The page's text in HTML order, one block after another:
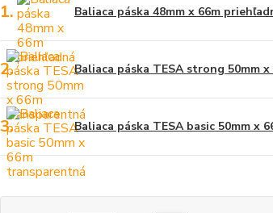
1. Baliaca páska 48mm x 66m
2. Baliaca páska TESA strong 50mm
3. Baliaca páska TESA basic 50mm x